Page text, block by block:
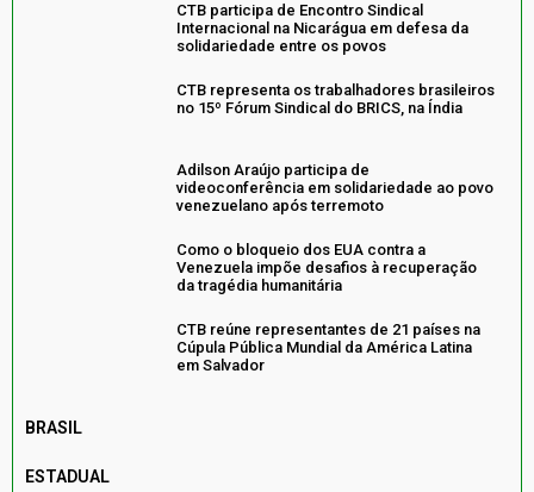
CTB participa de Encontro Sindical
Internacional na Nicarágua em defesa da
solidariedade entre os povos
CTB representa os trabalhadores brasileiros
no 15º Fórum Sindical do BRICS, na Índia
Adilson Araújo participa de
videoconferência em solidariedade ao povo
venezuelano após terremoto
Como o bloqueio dos EUA contra a
Venezuela impõe desafios à recuperação
da tragédia humanitária
CTB reúne representantes de 21 países na
Cúpula Pública Mundial da América Latina
em Salvador
BRASIL
ESTADUAL